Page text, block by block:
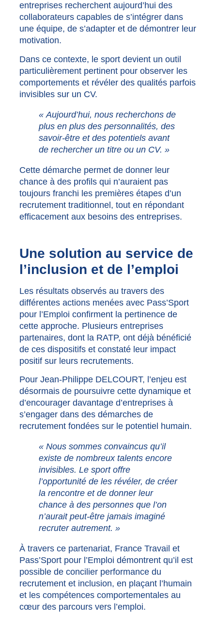
entreprises recherchent aujourd’hui des
collaborateurs capables de s’intégrer dans
une équipe, de s’adapter et de démontrer leur
motivation.
Dans ce contexte, le sport devient un outil
particulièrement pertinent pour observer les
comportements et révéler des qualités parfois
invisibles sur un CV.
« Aujourd’hui, nous recherchons de
plus en plus des personnalités, des
savoir-être et des potentiels avant
de rechercher un titre ou un CV. »
Cette démarche permet de donner leur
chance à des profils qui n’auraient pas
toujours franchi les premières étapes d’un
recrutement traditionnel, tout en répondant
efficacement aux besoins des entreprises.
Une solution au service de
l’inclusion et de l’emploi
Les résultats observés au travers des
différentes actions menées avec Pass’Sport
pour l’Emploi confirment la pertinence de
cette approche. Plusieurs entreprises
partenaires, dont la RATP, ont déjà bénéficié
de ces dispositifs et constaté leur impact
positif sur leurs recrutements.
Pour Jean-Philippe DELCOURT, l’enjeu est
désormais de poursuivre cette dynamique et
d’encourager davantage d’entreprises à
s’engager dans des démarches de
recrutement fondées sur le potentiel humain.
« Nous sommes convaincus qu’il
existe de nombreux talents encore
invisibles. Le sport offre
l’opportunité de les révéler, de créer
la rencontre et de donner leur
chance à des personnes que l’on
n’aurait peut-être jamais imaginé
recruter autrement. »
À travers ce partenariat, France Travail et
Pass’Sport pour l’Emploi démontrent qu’il est
possible de concilier performance du
recrutement et inclusion, en plaçant l’humain
et les compétences comportementales au
cœur des parcours vers l’emploi.